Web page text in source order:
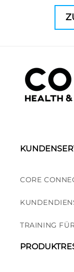
CORE
TRAINING